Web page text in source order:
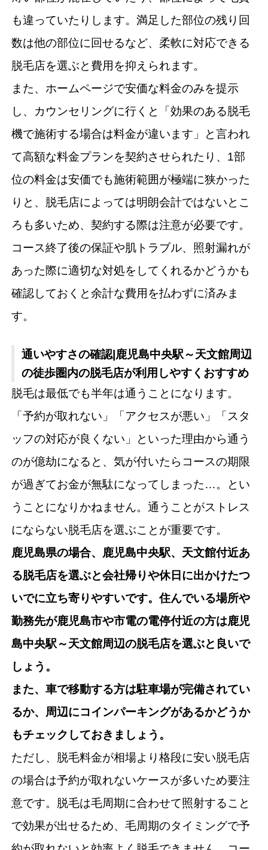
も違っていたりします。満足した部位の残り回
数は他の部位に回せるなど、柔軟に対応できる
脱毛店を選ぶと費用を抑えられます。
また、ホームページで安価な料金のみを提示
し、カウンセリングに行くと「効果のある脱毛
機で施術する場合は料金が違います」と言われ
て高額な料金プランを契約させられたり、1部
位の料金は安価でも施術範囲が極端に狭かった
りと、脱毛店によっては明朗会計ではないとこ
ろも多いため、契約する際は注意が必要です。
コース終了後の保証や肌トラブル、照射漏れが
あった際に適切な対処をしてくれるかどうかも
確認しておくと余計な費用を払わずに済みま
す。
通いやすさの確認|鹿児島中央駅～天文館周辺
の徒歩圏内の脱毛店が利用しやすくおすすめ
脱毛は最低でも半年は通うことになります。
「予約が取れない」「アクセスが悪い」「スタ
ッフの対応が良くない」といった理由から通う
のが億劫になると、気が付いたらコースの期限
が過ぎてお金が無駄になってしまった…。とい
うことになりかねません。通うことがストレス
にならない脱毛店を選ぶことが重要です。
鹿児島県の場合、鹿児島中央駅、天文館付近あ
る脱毛店を選ぶと会社帰りや休日に出かけたつ
いでに立ち寄りやすいです。住んでいる場所や
勤務先が鹿児島市や市電の電停付近の方は鹿児
島中央駅～天文館周辺の脱毛店を選ぶと良いで
しょう。
また、車で移動する方は駐車場が完備されてい
るか、周辺にコインパーキングがあるかどうか
もチェックしておきましょう。
ただし、脱毛料金が相場より格段に安い脱毛店
の場合は予約が取れないケースが多いため要注
意です。脱毛は毛周期に合わせて照射すること
で効果が出せるため、毛周期のタイミングで予